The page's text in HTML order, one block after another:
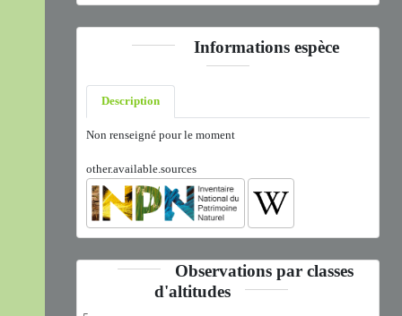
Informations espèce
Description
Non renseigné pour le moment
other.available.sources
Observations par classes
d'altitudes